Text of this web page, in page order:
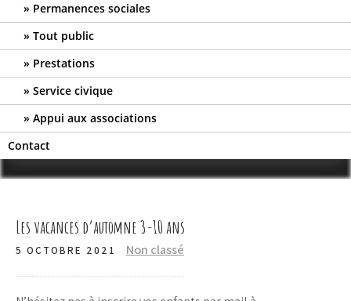
Permanences sociales
Tout public
Prestations
Service civique
Appui aux associations
Contact
Les vacances d’automne 3-10 ans
5 OCTOBRE 2021 Non classé